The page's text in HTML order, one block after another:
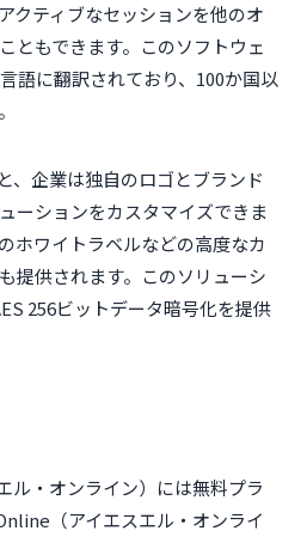
クティブなセッションを他のオ
ともできます。このソフトウェ
語に翻訳されており、100か国以
、企業は独自のロゴとブランド
ーションをカスタマイズできま
ホワイトラベルなどの高度なカ
提供されます。このソリューシ
256ビットデータ暗号化を提供
ル・オンライン）には無料プラ
（アイエスエル・オンライ